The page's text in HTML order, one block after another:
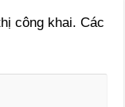
công khai. Các